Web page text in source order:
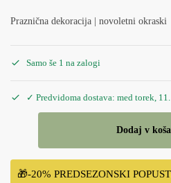
Praznična dekoracija | novoletni okraski
Samo še 1 na zalogi
✓ Predvidoma dostava: med torek,
Dodaj v
🎁-20% PREDSEZONSKI